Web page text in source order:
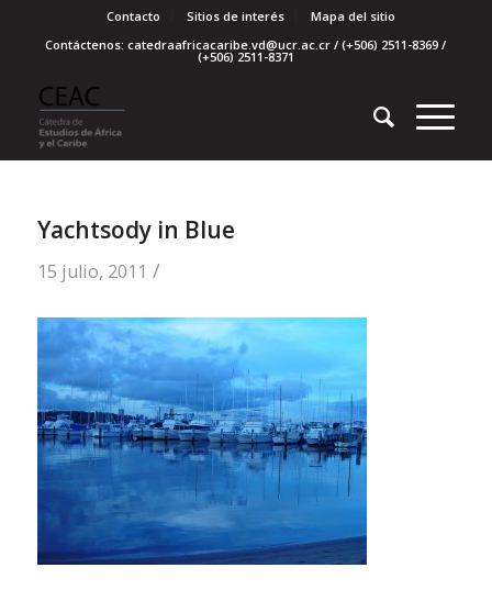
Contacto Sitios de interés
Mapa del sitio
Contáctenos: catedraafricacaribe.vd@ucr.ac.cr / (+506) 2511-8369 /
(+506) 2511-8371
Yachtsody in Blue
15 julio, 2011 /